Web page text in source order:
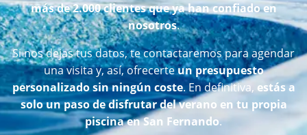
más de 2.000 clientes que ya han confiado en
nosotros.
Si nos dejas tus datos, te contactaremos para agendar
una visita y, así, ofrecerteun presupuesto
personalizado sin ningún coste. En definitiva, estás a
solo un paso de disfrutar del verano en tu propia
piscina en San Fernando.